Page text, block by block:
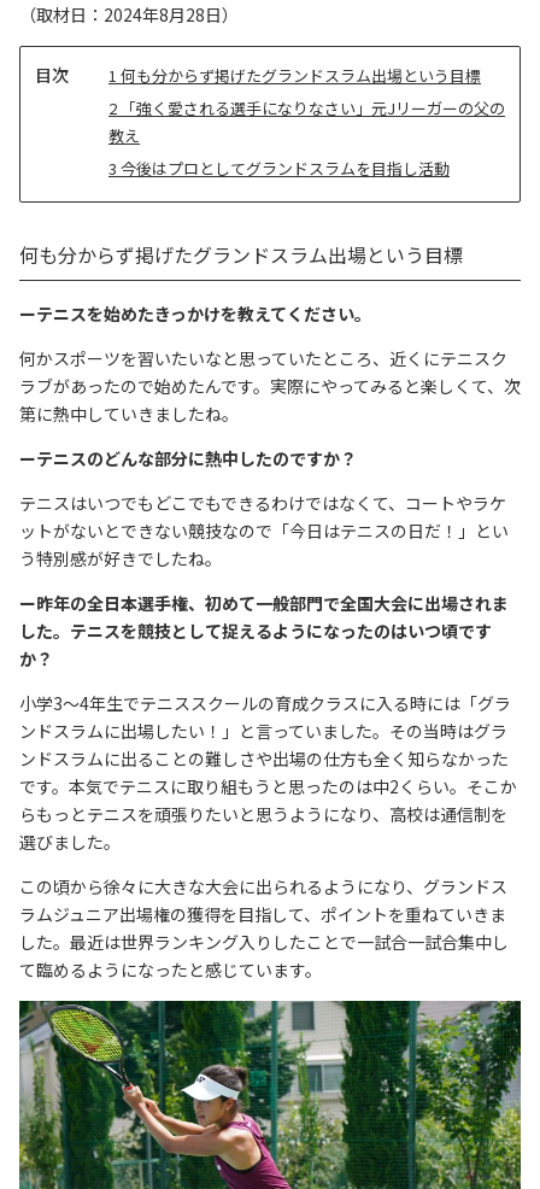
（取材日：2024年8月28日）
1 何も分からず掲げたグランドスラム出場という目標
2 「強く愛される選手になりなさい」元Jリーガーの父の
教え
3 今後はプロとしてグランドスラムを目指し活動
何も分からず掲げたグランドスラム出場という目標
ーテニスを始めたきっかけを教えてください。
何かスポーツを習いたいなと思っていたところ、近くにテニスク
ラブがあったので始めたんです。実際にやってみると楽しくて、次
第に熱中していきましたね。
ーテニスのどんな部分に熱中したのですか？
テニスはいつでもどこでもできるわけではなくて、コートやラケ
ットがないとできない競技なので「今日はテニスの日だ！」とい
う特別感が好きでしたね。
ー昨年の全日本選手権、初めて一般部門で全国大会に出場されま
した。テニスを競技として捉えるようになったのはいつ頃です
か？
小学3〜4年生でテニススクールの育成クラスに入る時には「グラ
ンドスラムに出場したい！」と言っていました。その当時はグラ
ンドスラムに出ることの難しさや出場の仕方も全く知らなかった
です。本気でテニスに取り組もうと思ったのは中2くらい。そこか
らもっとテニスを頑張りたいと思うようになり、高校は通信制を
選びました。
この頃から徐々に大きな大会に出られるようになり、グランドス
ラムジュニア出場権の獲得を目指して、ポイントを重ねていきま
した。最近は世界ランキング入りしたことで一試合一試合集中し
て臨めるようになったと感じています。